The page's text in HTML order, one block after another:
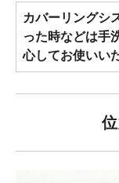
カバーリングシ
った時などは手
心してお使いい